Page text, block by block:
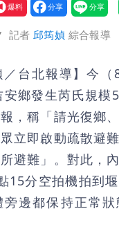
要
爆料記者邱筠媜 綜合報導
／台北報導】今
鄉發生芮氏規模
，稱「請光復鄉
立即啟動疏散避
避難」。對此，
15分空拍機拍到
邊都保持正常